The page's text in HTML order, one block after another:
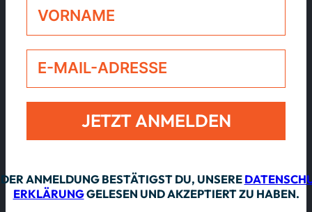
JETZT ANMELDEN
ANMELDUNG BESTÄTIGST DU, UNSERE
ERKLÄRUNGGELESEN UND AKZEPTIERT ZU HABEN.